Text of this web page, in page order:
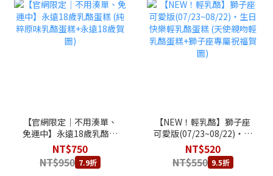
【官網限定｜不用湊單、
免運中】永遠18歲乳酪蛋
糕 (純粹原味乳酪蛋糕+永
遠18歲賀圖)
NT$750
NT$950 7.9折
【NEW！輕乳酪】獅子座
可愛版(07/23~08/22)‧生
日快樂輕乳酪蛋糕 (天使親
吻輕乳酪蛋糕+獅子座專屬
祝福賀圖)
NT$520
NT$550 9.5折